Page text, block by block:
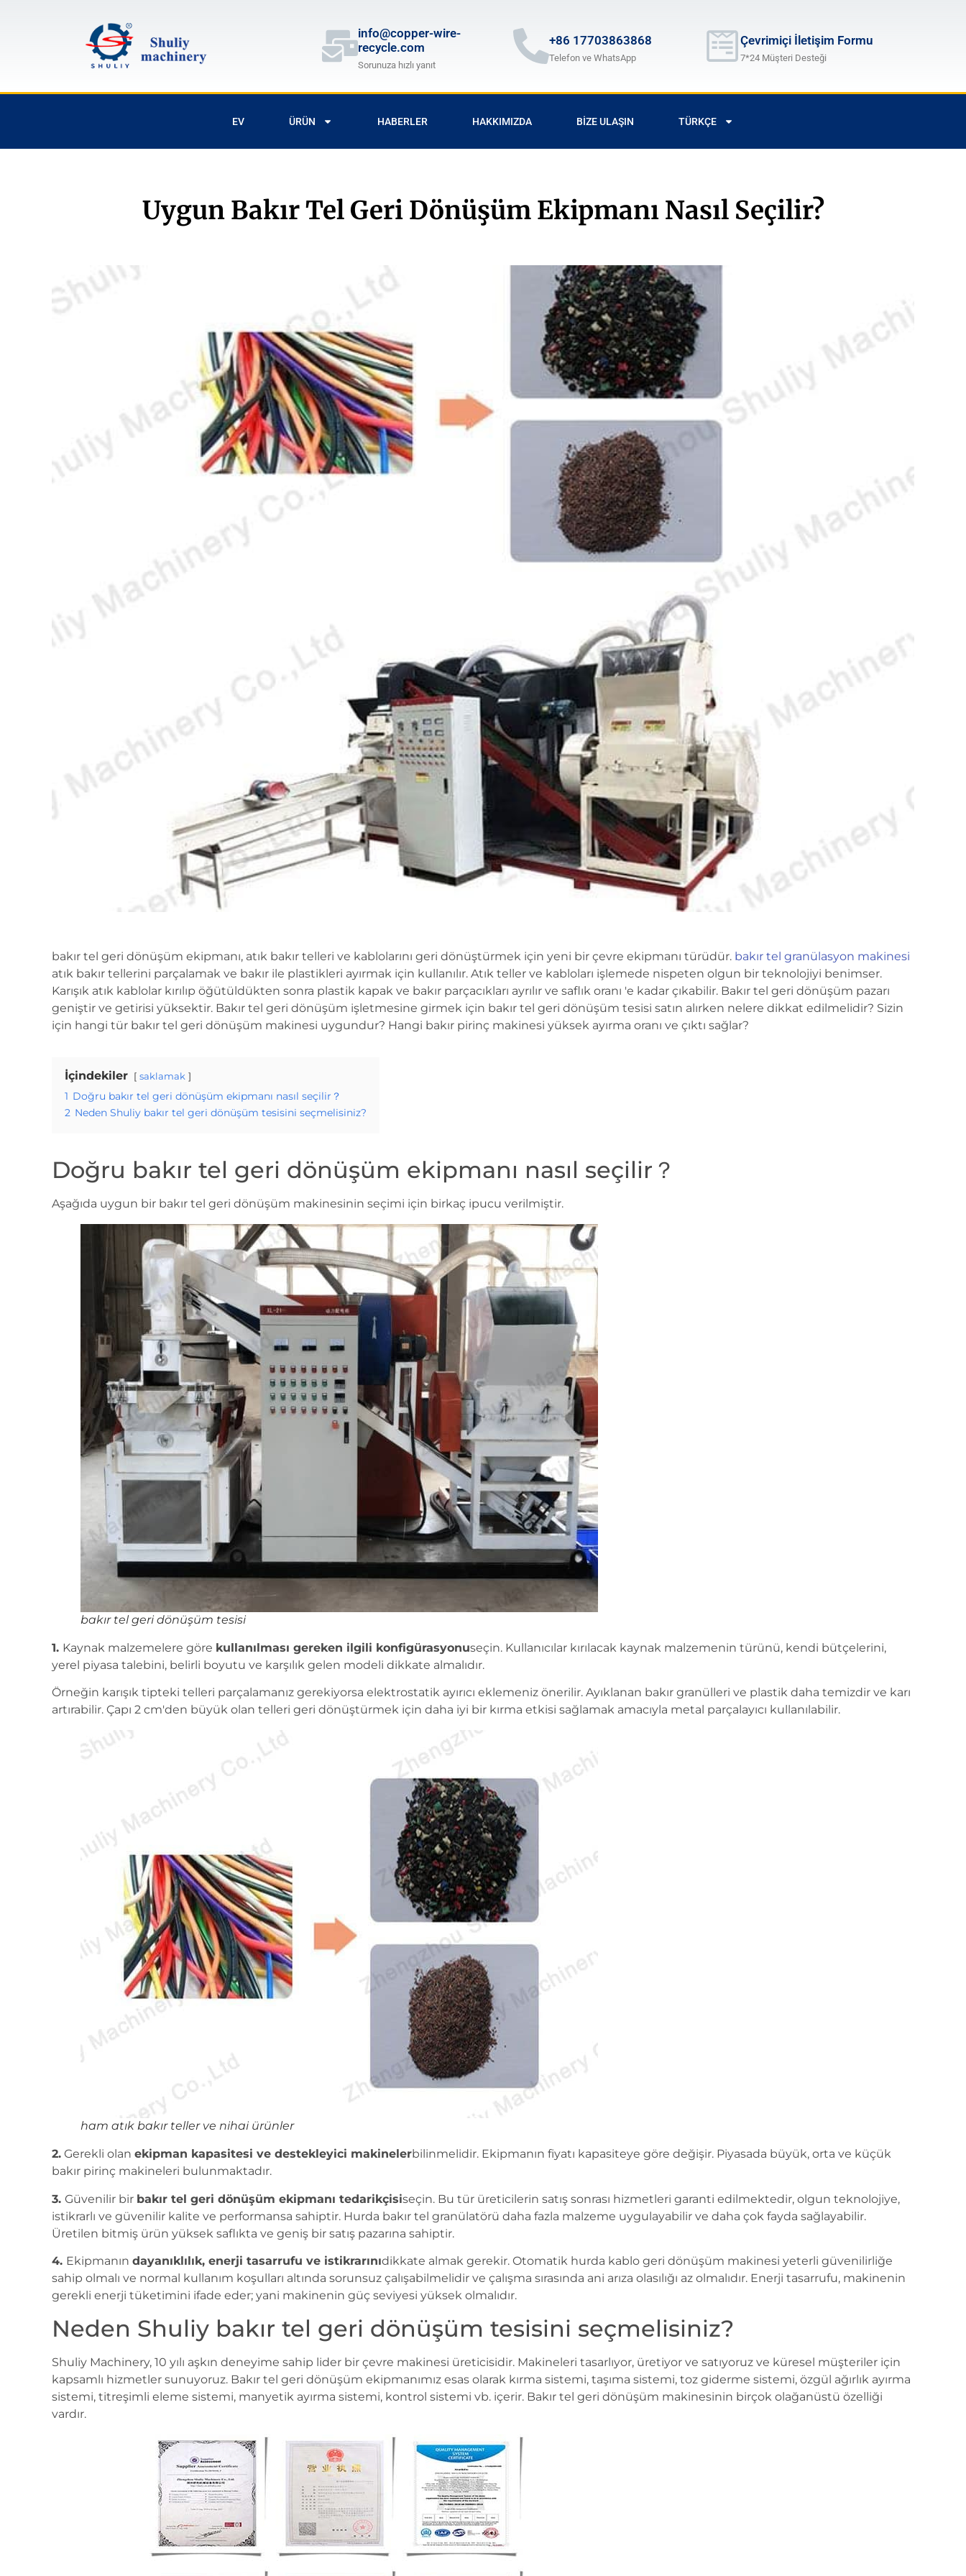
info@copper-wire-
recycle.com
Sorunuza hızlı yanıt
+86 17703863868
Telefon ve WhatsApp
Çevrimiçi İletişim Formu
7*24 Müşteri Desteği
EV ÜRÜN HABERLER HAKKIMIZDA BIZE ULAŞIN TÜRKÇE
Uygun Bakır Tel Geri Dönüşüm Ekipmanı Nasıl Seçilir?
bakır tel geri dönüşüm ekipmanı, atık bakır telleri ve kablolarını geri dönüştürmek için yeni bir çevre ekipmanı türüdür. bakır tel granülasyon makinesi
atık bakır tellerini parçalamak ve bakır ile plastikleri ayırmak için kullanılır. Atık teller ve kabloları işlemede nispeten olgun bir teknolojiyi benimser.
Karışık atık kablolar kırılıp öğütüldükten sonra plastik kapak ve bakır parçacıkları ayrılır ve saflık oranı 'e kadar çıkabilir. Bakır tel geri dönüşüm pazarı
geniştir ve getirisi yüksektir. Bakır tel geri dönüşüm işletmesine girmek için bakır tel geri dönüşüm tesisi satın alırken nelere dikkat edilmelidir? Sizin
için hangi tür bakır tel geri dönüşüm makinesi uygundur? Hangi bakır pirinç makinesi yüksek ayırma oranı ve çıktı sağlar?
İçindekiler saklamak
1 Doğru bakır tel geri dönüşüm ekipmanı nasıl seçilir？
2 Neden Shuliy bakır tel geri dönüşüm tesisini seçmelisiniz?
Doğru bakır tel geri dönüşüm ekipmanı nasıl seçilir？
Aşağıda uygun bir bakır tel geri dönüşüm makinesinin seçimi için birkaç ipucu verilmiştir.
bakır tel geri dönüşüm tesisi
1. Kaynak malzemelere göre kullanılması gereken ilgili konfigürasyonuseçin. Kullanıcılar kırılacak kaynak malzemenin türünü, kendi bütçelerini,
yerel piyasa talebini, belirli boyutu ve karşılık gelen modeli dikkate almalıdır.
Örneğin karışık tipteki telleri parçalamanız gerekiyorsa elektrostatik ayırıcı eklemeniz önerilir. Ayıklanan bakır granülleri ve plastik daha temizdir ve karı
artırabilir. Çapı 2 cm'den büyük olan telleri geri dönüştürmek için daha iyi bir kırma etkisi sağlamak amacıyla metal parçalayıcı kullanılabilir.
ham atık bakır teller ve nihai ürünler
2. Gerekli olan ekipman kapasitesi ve destekleyici makinelerbilinmelidir. Ekipmanın fiyatı kapasiteye göre değişir. Piyasada büyük, orta ve küçük
bakır pirinç makineleri bulunmaktadır.
3. Güvenilir bir bakır tel geri dönüşüm ekipmanı tedarikçisiseçin. Bu tür üreticilerin satış sonrası hizmetleri garanti edilmektedir, olgun teknolojiye,
istikrarlı ve güvenilir kalite ve performansa sahiptir. Hurda bakır tel granülatörü daha fazla malzeme uygulayabilir ve daha çok fayda sağlayabilir.
Üretilen bitmiş ürün yüksek saflıkta ve geniş bir satış pazarına sahiptir.
4. Ekipmanın dayanıklılık, enerji tasarrufu ve istikrarınıdikkate almak gerekir. Otomatik hurda kablo geri dönüşüm makinesi yeterli güvenilirliğe
sahip olmalı ve normal kullanım koşulları altında sorunsuz çalışabilmelidir ve çalışma sırasında ani arıza olasılığı az olmalıdır. Enerji tasarrufu, makinenin
gerekli enerji tüketimini ifade eder; yani makinenin güç seviyesi yüksek olmalıdır.
Neden Shuliy bakır tel geri dönüşüm tesisini seçmelisiniz?
Shuliy Machinery, 10 yılı aşkın deneyime sahip lider bir çevre makinesi üreticisidir. Makineleri tasarlıyor, üretiyor ve satıyoruz ve küresel müşteriler için
kapsamlı hizmetler sunuyoruz. Bakır tel geri dönüşüm ekipmanımız esas olarak kırma sistemi, taşıma sistemi, toz giderme sistemi, özgül ağırlık ayırma
sistemi, titreşimli eleme sistemi, manyetik ayırma sistemi, kontrol sistemi vb. içerir. Bakır tel geri dönüşüm makinesinin birçok olağanüstü özelliği
vardır.